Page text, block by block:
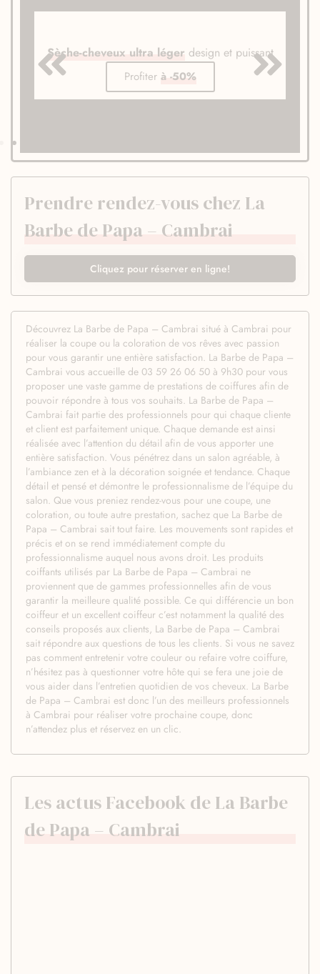
Sèche-cheveux ultra léger design et puissant
Profiter à -50%
Prendre rendez-vous chez La
Barbe de Papa – Cambrai
Cliquez pour réserver en ligne!
Découvrez La Barbe de Papa – Cambrai situé à Cambrai pour
réaliser la coupe ou la coloration de vos rêves avec passion
pour vous garantir une entière satisfaction. La Barbe de Papa –
Cambrai vous accueille de 03 59 26 06 50 à 9h30 pour vous
proposer une vaste gamme de prestations de coiffures afin de
pouvoir répondre à tous vos souhaits. La Barbe de Papa –
Cambrai fait partie des professionnels pour qui chaque cliente
et client est parfaitement unique. Chaque demande est ainsi
réalisée avec l’attention du détail afin de vous apporter une
entière satisfaction. Vous pénétrez dans un salon agréable, à
l’ambiance zen et à la décoration soignée et tendance. Chaque
détail et pensé et démontre le professionnalisme de l’équipe du
salon. Que vous preniez rendez-vous pour une coupe, une
coloration, ou toute autre prestation, sachez que La Barbe de
Papa – Cambrai sait tout faire. Les mouvements sont rapides et
précis et on se rend immédiatement compte du
professionnalisme auquel nous avons droit. Les produits
coiffants utilisés par La Barbe de Papa – Cambrai ne
proviennent que de gammes professionnelles afin de vous
garantir la meilleure qualité possible. Ce qui différencie un bon
coiffeur et un excellent coiffeur c’est notamment la qualité des
conseils proposés aux clients, La Barbe de Papa – Cambrai
sait répondre aux questions de tous les clients. Si vous ne savez
pas comment entretenir votre couleur ou refaire votre coiffure,
n’hésitez pas à questionner votre hôte qui se fera une joie de
vous aider dans l’entretien quotidien de vos cheveux. La Barbe
de Papa – Cambrai est donc l’un des meilleurs professionnels
à Cambrai pour réaliser votre prochaine coupe, donc
n’attendez plus et réservez en un clic.
Les actus Facebook de La Barbe
de Papa – Cambrai